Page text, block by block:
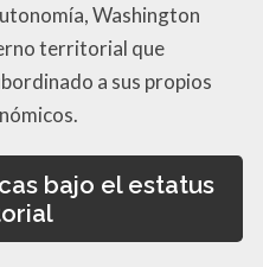
Washington
territorial que
a sus propios
bajo el estatus